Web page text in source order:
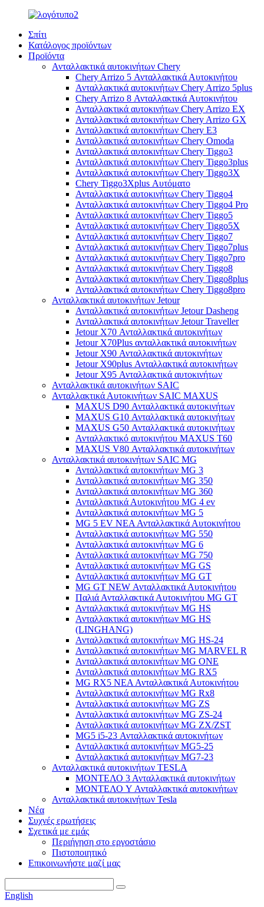
Σπίτι
Κατάλογος προϊόντων
Προϊόντα
Ανταλλακτικά αυτοκινήτων Chery
Chery Arrizo 5 Ανταλλακτικά Αυτοκινήτου
Ανταλλακτικά αυτοκινήτων Chery Arrizo 5plus
Chery Arrizo 8 Ανταλλακτικά Αυτοκινήτου
Ανταλλακτικά αυτοκινήτων Chery Arrizo EX
Ανταλλακτικά αυτοκινήτων Chery Arrizo GX
Ανταλλακτικά αυτοκινήτων Chery E3
Ανταλλακτικά αυτοκινήτων Chery Omoda
Ανταλλακτικά αυτοκινήτων Chery Tiggo3
Ανταλλακτικά αυτοκινήτων Chery Tiggo3plus
Ανταλλακτικά αυτοκινήτων Chery Tiggo3X
Chery Tiggo3Xplus Αυτόματο
Ανταλλακτικά αυτοκινήτων Chery Tiggo4
Ανταλλακτικά αυτοκινήτων Chery Tiggo4 Pro
Ανταλλακτικά αυτοκινήτων Chery Tiggo5
Ανταλλακτικά αυτοκινήτων Chery Tiggo5X
Ανταλλακτικά αυτοκινήτων Chery Tiggo7
Ανταλλακτικά αυτοκινήτων Chery Tiggo7plus
Ανταλλακτικά αυτοκινήτων Chery Tiggo7pro
Ανταλλακτικά αυτοκινήτων Chery Tiggo8
Ανταλλακτικά αυτοκινήτων Chery Tiggo8plus
Ανταλλακτικά αυτοκινήτων Chery Tiggo8pro
Ανταλλακτικά αυτοκινήτων Jetour
Ανταλλακτικά αυτοκινήτων Jetour Dasheng
Ανταλλακτικά αυτοκινήτων Jetour Traveller
Jetour X70 Ανταλλακτικά αυτοκινήτων
Jetour X70Plus ανταλλακτικά αυτοκινήτων
Jetour X90 Ανταλλακτικά αυτοκινήτων
Jetour X90plus Ανταλλακτικά αυτοκινήτων
Jetour X95 Ανταλλακτικά αυτοκινήτων
Ανταλλακτικά αυτοκινήτων SAIC
Ανταλλακτικά Αυτοκινήτων SAIC MAXUS
MAXUS D90 Ανταλλακτικά αυτοκινήτων
MAXUS G10 Ανταλλακτικά αυτοκινήτων
MAXUS G50 Ανταλλακτικά αυτοκινήτων
Ανταλλακτικό αυτοκινήτου MAXUS T60
MAXUS V80 Ανταλλακτικά αυτοκινήτων
Ανταλλακτικά αυτοκινήτων SAIC MG
Ανταλλακτικά αυτοκινήτων MG 3
Ανταλλακτικά αυτοκινήτων MG 350
Ανταλλακτικά αυτοκινήτων MG 360
Ανταλλακτικά Αυτοκινήτου MG 4 ev
Ανταλλακτικά αυτοκινήτων MG 5
MG 5 EV ΝΕΑ Ανταλλακτικά Αυτοκινήτου
Ανταλλακτικά αυτοκινήτων MG 550
Ανταλλακτικά αυτοκινήτων MG 6
Ανταλλακτικά αυτοκινήτων MG 750
Ανταλλακτικά αυτοκινήτων MG GS
Ανταλλακτικά αυτοκινήτων MG GT
MG GT NEW Ανταλλακτικά Αυτοκινήτου
Παλιά Ανταλλακτικά Αυτοκινήτου MG GT
Ανταλλακτικά αυτοκινήτων MG HS
Ανταλλακτικά αυτοκινήτων MG HS
(LINGHANG)
Ανταλλακτικά αυτοκινήτων MG HS-24
Ανταλλακτικά αυτοκινήτων MG MARVEL R
Ανταλλακτικά αυτοκινήτων MG ONE
Ανταλλακτικά αυτοκινήτων MG RX5
MG RX5 ΝΕΑ Ανταλλακτικά Αυτοκινήτου
Ανταλλακτικά αυτοκινήτων MG Rx8
Ανταλλακτικά αυτοκινήτων MG ZS
Ανταλλακτικά αυτοκινήτων MG ZS-24
Ανταλλακτικά αυτοκινήτων MG ZX/ZST
MG5 i5-23 Ανταλλακτικά αυτοκινήτων
Ανταλλακτικά αυτοκινήτων MG5-25
Ανταλλακτικά αυτοκινήτων MG7-23
Ανταλλακτικά αυτοκινήτων TESLA
ΜΟΝΤΕΛΟ 3 Ανταλλακτικά αυτοκινήτων
ΜΟΝΤΕΛΟ Y Ανταλλακτικά αυτοκινήτων
Ανταλλακτικά αυτοκινήτων Tesla
Νέα
Συχνές ερωτήσεις
Σχετικά με εμάς
Περιήγηση στο εργοστάσιο
Πιστοποιητικό
Επικοινωνήστε μαζί μας
English